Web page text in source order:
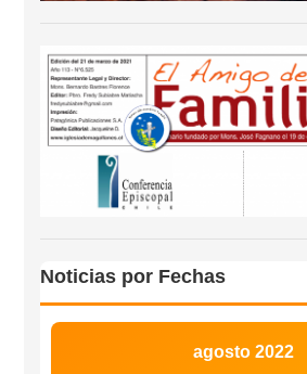
Noticias por Fechas
agosto 2022